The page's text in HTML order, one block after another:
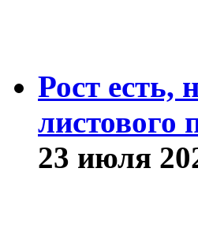
Рост есть,
листового
23 июля